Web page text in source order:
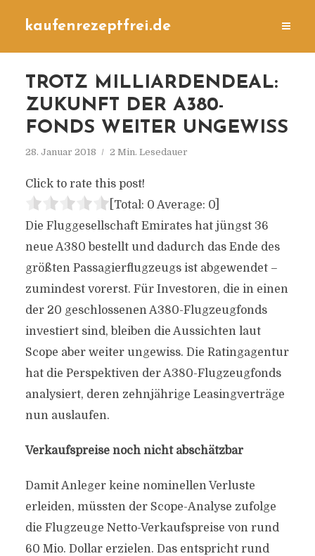
kaufenrezeptfrei.de
TROTZ MILLIARDENDEAL:
ZUKUNFT DER A380-
FONDS WEITER UNGEWISS
28. Januar 2018 2 Min. Lesedauer
Click to rate this post!
[Total: 0 Average: 0]
Die Fluggesellschaft Emirates hat jüngst 36
neue A380 bestellt und dadurch das Ende des
größten Passagierflugzeugs ist abgewendet –
zumindest vorerst. Für Investoren, die in einen
der 20 geschlossenen A380-Flugzeugfonds
investiert sind, bleiben die Aussichten laut
Scope aber weiter ungewiss. Die Ratingagentur
hat die Perspektiven der A380-Flugzeugfonds
analysiert, deren zehnjährige Leasingverträge
nun auslaufen.
Verkaufspreise noch nicht abschätzbar
Damit Anleger keine nominellen Verluste
erleiden, müssten der Scope-Analyse zufolge
die Flugzeuge Netto-Verkaufspreise von rund
60 Mio. Dollar erzielen. Das entspricht rund